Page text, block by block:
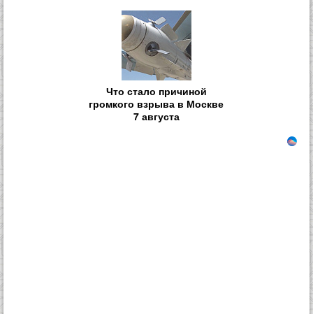
Что стало причиной
громкого взрыва в Москве
7 августа